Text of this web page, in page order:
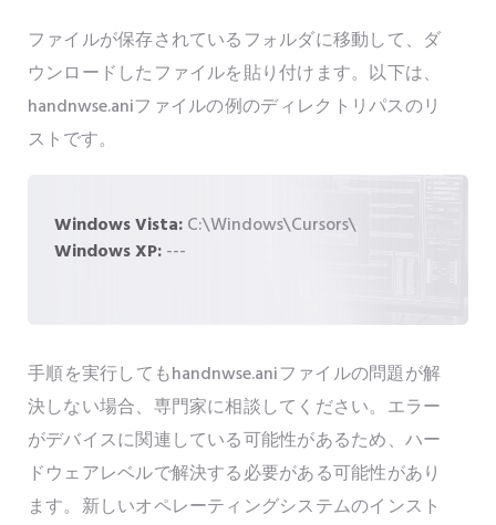
ファイルが保存されているフォルダに移動して、ダ
ウンロードしたファイルを貼り付けます。以下は、
handnwse.aniファイルの例のディレクトリパスのリ
ストです。
Windows Vista:C:\Windows\Cursors\
Windows XP:---
手順を実行してもhandnwse.aniファイルの問題が解
決しない場合、専門家に相談してください。エラー
がデバイスに関連している可能性があるため、ハー
ドウェアレベルで解決する必要がある可能性があり
ます。新しいオペレーティングシステムのインスト